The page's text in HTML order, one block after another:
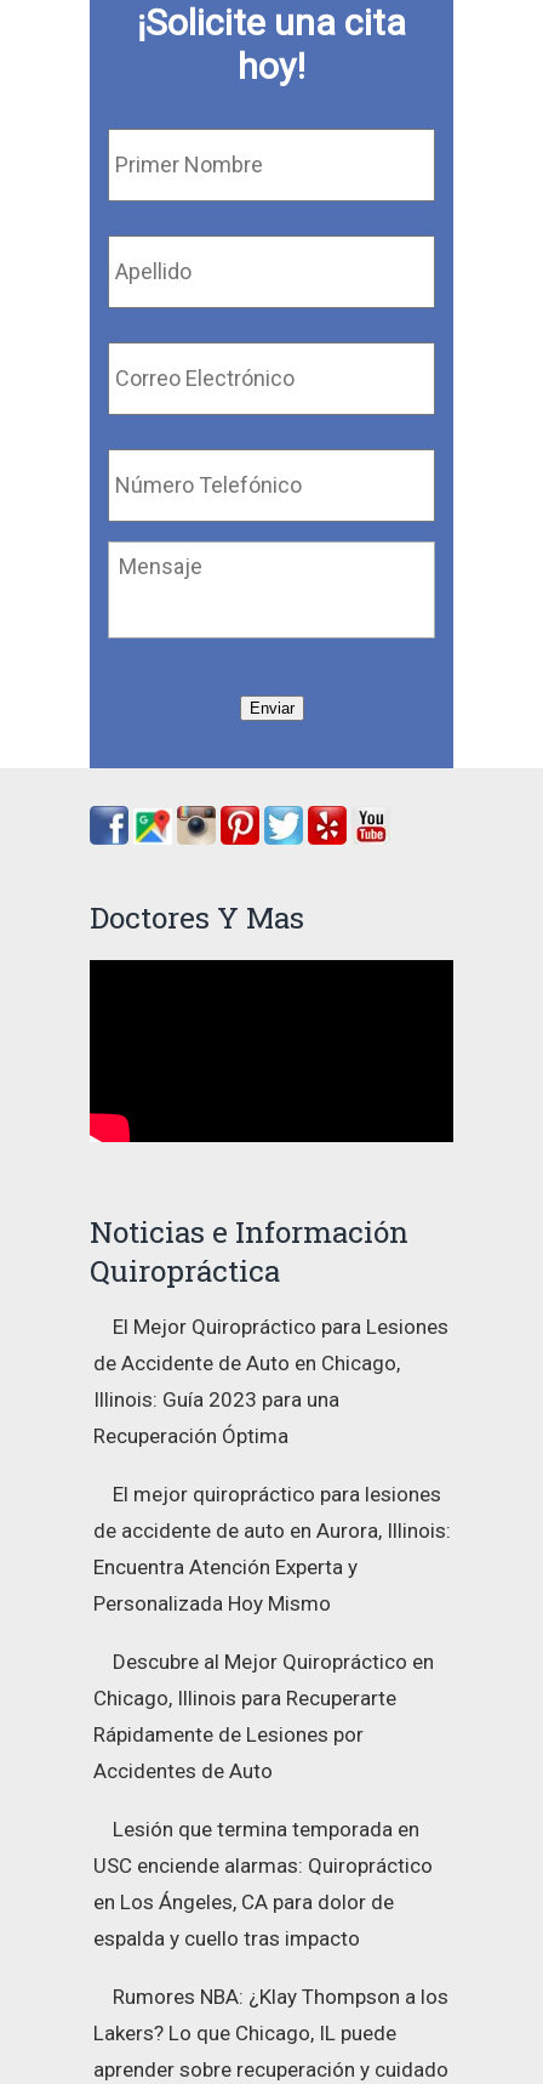
¡Solicite una cita
hoy!
Primer
Nombre
*
Apellido *
Correo
Electrónico *
Número
Telefónico *
Mensaje
Enviar
Doctores Y Mas
Noticias e Información
Quiropráctica
El Mejor Quiropráctico para Lesiones
de Accidente de Auto en Chicago,
Illinois: Guía 2023 para una
Recuperación Óptima
El mejor quiropráctico para lesiones
de accidente de auto en Aurora, Illinois:
Encuentra Atención Experta y
Personalizada Hoy Mismo
Descubre al Mejor Quiropráctico en
Chicago, Illinois para Recuperarte
Rápidamente de Lesiones por
Accidentes de Auto
Lesión que termina temporada en
USC enciende alarmas: Quiropráctico
en Los Ángeles, CA para dolor de
espalda y cuello tras impacto
Rumores NBA: ¿Klay Thompson a los
Lakers? Lo que Chicago, IL puede
aprender sobre recuperación y cuidado